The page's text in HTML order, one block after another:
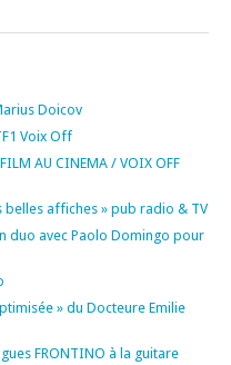
Doicov
Voix Off
AU CINEMA / VOIX OFF
affiches » pub radio & TV
duo avec Paolo Domingo pour
» du Docteure Emilie
FRONTINO à la guitare